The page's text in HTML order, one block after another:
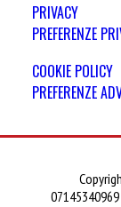
PRIVACY
PREFERENZE
COOKIE POLICY
PREFERENZE
07145340969